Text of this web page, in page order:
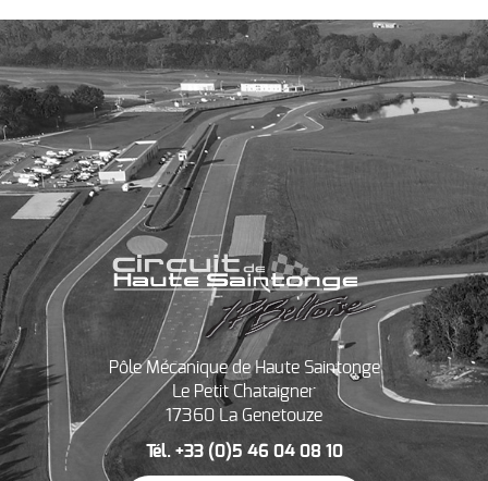
Pôle Mécanique de Haute Saintonge
Le Petit Chataigner
17360 La Genetouze
Tél. +33 (0)5 46 04 08 10